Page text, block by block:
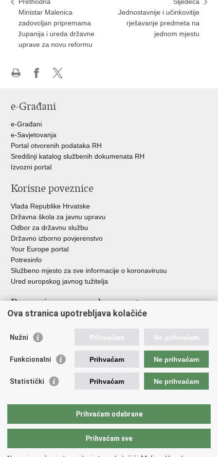
Ministar Malenica
zadovoljan pripremama
županija i ureda državne
uprave za novu reformu
Jednostavnije i učinkovitije
rješavanje predmeta na
jednom mjestu
FacebookuTwitteru
e-Građani
e-Građani
e-Savjetovanja
Portal otvorenih podataka RH
Središnji katalog službenih dokumenata RH
Izvozni portal
Korisne poveznice
Vlada Republike Hrvatske
Državna škola za javnu upravu
Odbor za državnu službu
Državno izborno povjerenstvo
Your Europe portal
Potresinfo
Službeno mjesto za sve informacije o koronavirusu
Ured europskog javnog tužitelja
Poveznice pravosudnog sustava
Državno odvjetništvo
Ured za suzbijanje korupcije i organiziranog kriminaliteta
Državnoodvjetničko vijeće
Hrvatska odvjetnička komora
Europski pravosudni portal
Ova stranica upotrebljava kolačiće
Nužni Prihvaćam Ne prihvaćam
Funkcionalni Prihvaćam Ne prihvaćam
Statistički Prihvaćam Ne prihvaćam
Prihvaćam odabrane
Prihvaćam sve